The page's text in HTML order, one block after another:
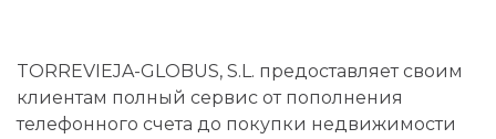
TORREVIEJA-GLOBUS, S.L. предоставляет своим
клиентам полный сервис от пополнения
телефонного счета до покупки недвижимости